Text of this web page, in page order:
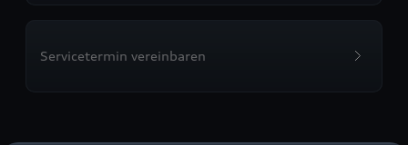
Servicetermin vereinbaren